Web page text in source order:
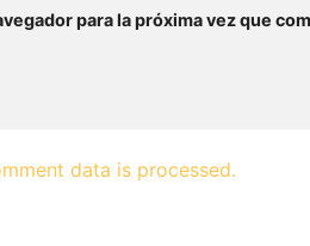
para la próxima vez que
data is processed.